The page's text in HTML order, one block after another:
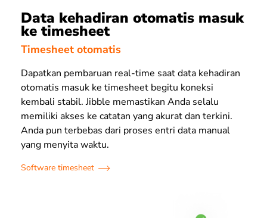
Data kehadiran otomatis masuk
ke timesheet
Timesheet otomatis
Dapatkan pembaruan real-time saat data kehadiran
otomatis masuk ke timesheet begitu koneksi
kembali stabil. Jibble memastikan Anda selalu
memiliki akses ke catatan yang akurat dan terkini.
Anda pun terbebas dari proses entri data manual
yang menyita waktu.
Software timesheet